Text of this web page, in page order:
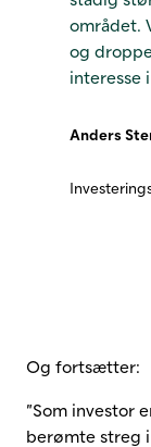
området.
og
interesse
Anders
Og fortsætter:
”Som investor
berømte streg